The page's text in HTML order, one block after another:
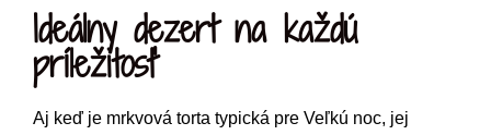
Ideálny dezert na každú
príležitosť
Aj keď je mrkvová torta typická pre Veľkú noc, jej